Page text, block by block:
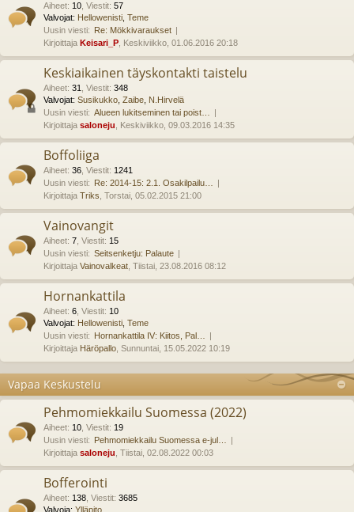
Aiheet: 10 Viestit: 57
Valvojat: Hellowenisti Teme
Uusin viesti: Re: Mökkivaraukset
Kirjoittaja Keisari_P , Keskiviikko, 01.06.2016 20:18
Keskiaikainen täyskontakti taistelu
Aiheet: 31 Viestit: 348
Valvojat: Susikukko Zaibe N.Hirvelä
Uusin viesti: Alueen lukitseminen tai poist…
Kirjoittaja saloneju , Keskiviikko, 09.03.2016 14:35
Boffoliiga
Aiheet: 36 Viestit: 1241
Uusin viesti: Re: 2014-15: 2.1. Osakilpailu…
Kirjoittaja Triks , Torstai, 05.02.2015 21:00
Vainovangit
Aiheet: 7 Viestit: 15
Uusin viesti: Seitsenketju: Palaute
Kirjoittaja Vainovalkeat , Tiistai, 23.08.2016 08:12
Hornankattila
Aiheet: 6 Viestit: 10
Valvojat: Hellowenisti Teme
Uusin viesti: Hornankattila IV: Kiitos, Pal…
Kirjoittaja Häröpallo , Sunnuntai, 15.05.2022 10:19
Vapaa Keskustelu
Pehmomiekkailu Suomessa (2022)
Aiheet: 10 Viestit: 19
Uusin viesti: Pehmomiekkailu Suomessa e-jul…
Kirjoittaja saloneju , Tiistai, 02.08.2022 00:03
Bofferointi
Aiheet: 138 Viestit: 3685
Valvoja: Ylläpito